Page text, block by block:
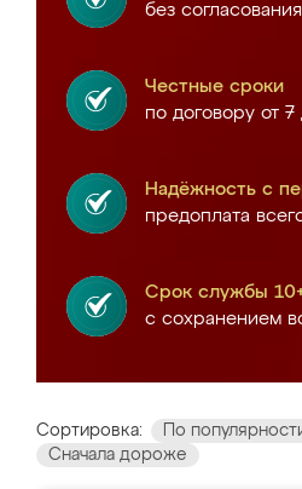
без согласования
Честные сроки
по договору от
Надёжность с
предоплата
Срок службы
с сохранением
Сортировка: По
Сначала дороже